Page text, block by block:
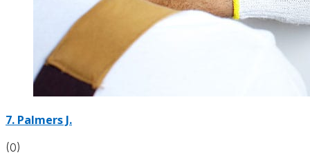
7. Palmers J.
(0)